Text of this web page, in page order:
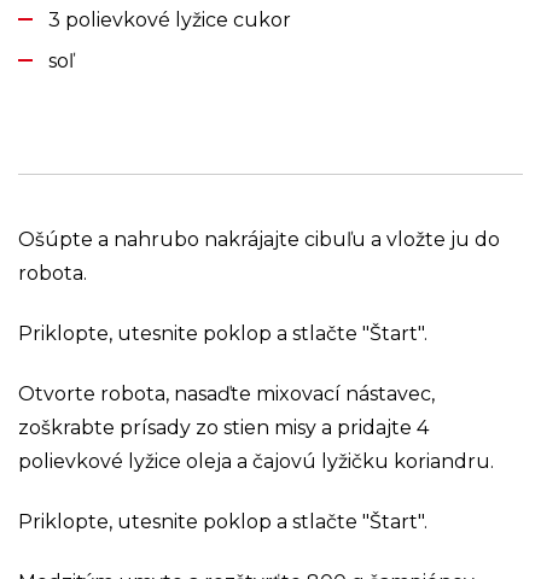
3 polievkové lyžice cukor
soľ
Ošúpte a nahrubo nakrájajte cibuľu a vložte ju do
robota.
Priklopte, utesnite poklop a stlačte "Štart".
Otvorte robota, nasaďte mixovací nástavec,
zoškrabte prísady zo stien misy a pridajte 4
polievkové lyžice oleja a čajovú lyžičku koriandru.
Priklopte, utesnite poklop a stlačte "Štart".